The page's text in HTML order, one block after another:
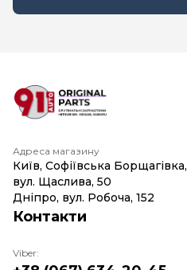
Адреса магазину
Київ, Софіївська Борщагівка,
вул. Щаслива, 50
Дніпро, вул. Робоча, 152
Контакти
Viber: